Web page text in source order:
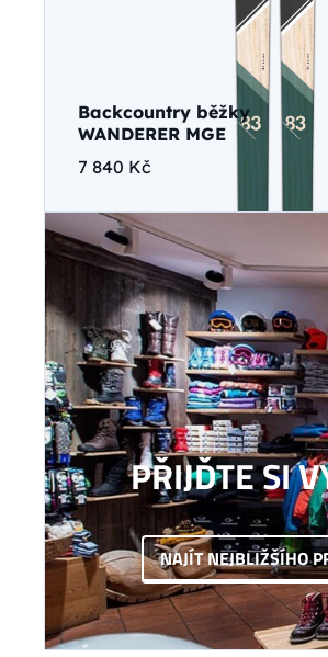
Backcountry běžky
WANDERER MGE
7 840 Kč
PŘIJĎTE SI
NAJÍT NEJBLIŽŠÍHO